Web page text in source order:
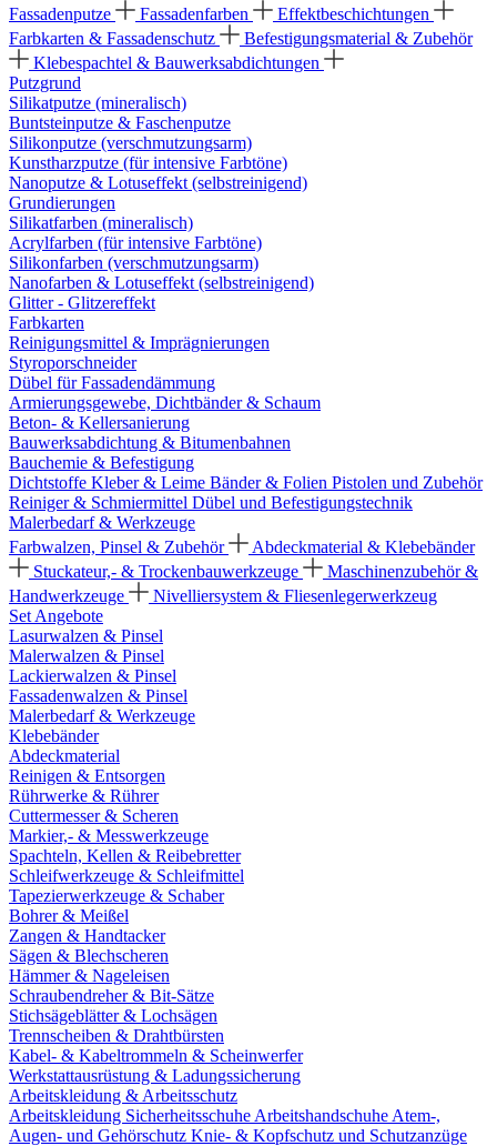
Fassadenputze
Fassadenfarben
Effektbeschichtungen
Farbkarten & Fassadenschutz
Befestigungsmaterial & Zubehör
Klebespachtel & Bauwerksabdichtungen
Putzgrund
Silikatputze (mineralisch)
Buntsteinputze & Faschenputze
Silikonputze (verschmutzungsarm)
Kunstharzputze (für intensive Farbtöne)
Nanoputze & Lotuseffekt (selbstreinigend)
Grundierungen
Silikatfarben (mineralisch)
Acrylfarben (für intensive Farbtöne)
Silikonfarben (verschmutzungsarm)
Nanofarben & Lotuseffekt (selbstreinigend)
Glitter - Glitzereffekt
Farbkarten
Reinigungsmittel & Imprägnierungen
Styroporschneider
Dübel für Fassadendämmung
Armierungsgewebe, Dichtbänder & Schaum
Beton- & Kellersanierung
Bauwerksabdichtung & Bitumenbahnen
Bauchemie & Befestigung
Dichtstoffe Kleber & Leime Bänder & Folien Pistolen und Zubehör
Reiniger & Schmiermittel Dübel und Befestigungstechnik
Malerbedarf & Werkzeuge
Farbwalzen, Pinsel & Zubehör
Abdeckmaterial & Klebebänder
Stuckateur,- & Trockenbauwerkzeuge
Maschinenzubehör &
Handwerkzeuge
Nivelliersystem & Fliesenlegerwerkzeug
Set Angebote
Lasurwalzen & Pinsel
Malerwalzen & Pinsel
Lackierwalzen & Pinsel
Fassadenwalzen & Pinsel
Malerbedarf & Werkzeuge
Klebebänder
Abdeckmaterial
Reinigen & Entsorgen
Rührwerke & Rührer
Cuttermesser & Scheren
Markier,- & Messwerkzeuge
Spachteln, Kellen & Reibebretter
Schleifwerkzeuge & Schleifmittel
Tapezierwerkzeuge & Schaber
Bohrer & Meißel
Zangen & Handtacker
Sägen & Blechscheren
Hämmer & Nageleisen
Schraubendreher & Bit-Sätze
Stichsägeblätter & Lochsägen
Trennscheiben & Drahtbürsten
Kabel- & Kabeltrommeln & Scheinwerfer
Werkstattausrüstung & Ladungssicherung
Arbeitskleidung & Arbeitsschutz
Arbeitskleidung Sicherheitsschuhe Arbeitshandschuhe Atem-,
Augen- und Gehörschutz Knie- & Kopfschutz und Schutzanzüge